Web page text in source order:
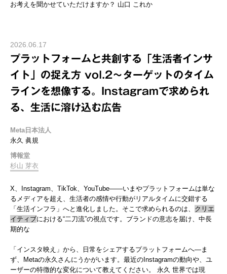
お考えを聞かせていただけますか？ 山口 これか
2026.06.17
プラットフォームと共創する「生活者インサ
イト」の捉え方 vol.2～ターゲットのタイム
ラインを想像する。Instagramで求められ
る、生活に溶け込む広告
Meta日本法人
永久 眞規
博報堂
杉山 芽衣
X、Instagram、TikTok、YouTube――いまやプラットフォームは単な
るメディアを超え、生活者の感情や行動がリアルタイムに交錯する
「生活インフラ」へと進化しました。そこで求められるのは、 クリエ
イティブにおける“二刀流”の視点です。ブランドの意志を届け、中長
期的な
「インスタ映え」から、日常をシェアするプラットフォームへ―ま
ず、Metaの永久さんにうかがいます。最近のInstagramの動向や、ユ
ーザーの特徴的な変化について教えてください。 永久 世界では現